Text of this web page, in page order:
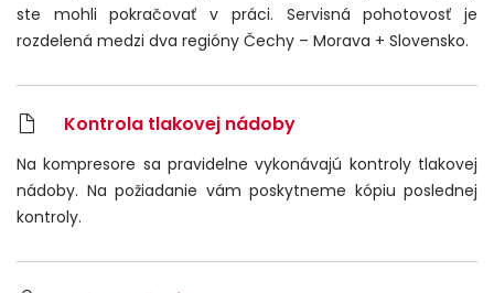
ste mohli pokračovať v práci. Servisná pohotovosť je
rozdelená medzi dva regióny Čechy – Morava + Slovensko.
Kontrola tlakovej nádoby
Na kompresore sa pravidelne vykonávajú kontroly tlakovej
nádoby. Na požiadanie vám poskytneme kópiu poslednej
kontroly.